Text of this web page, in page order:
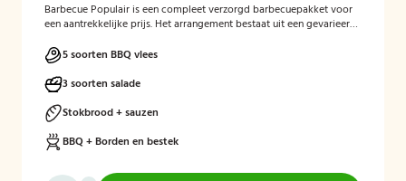
Barbecue Populair is een compleet verzorgd barbecuepakket voor
een aantrekkelijke prijs. Het arrangement bestaat uit een gevarieerde
stokbrood. Daarnaast worden barbecue, borden en bestek
meegeleverd en weer opgehaald, zodat gasten zorgeloos kunnen
genieten van een gezellige barbecue.
5 soorten BBQ vlees
3 soorten salade
Stokbrood + sauzen
BBQ + Borden en bestek